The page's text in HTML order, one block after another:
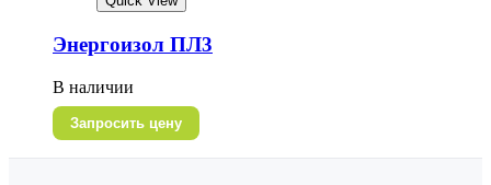
Энергоизол ПЛ3
В наличии
Запросить цену